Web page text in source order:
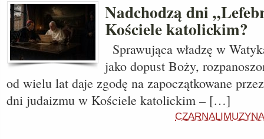
Nadchodzą dni
Kościele katolickim?
Sprawująca władzę w
jako dopust Boży,
od wielu lat daje zgodę na zapoczątkowane
dni judaizmu w Kościele katolickim – […]
CZARNALIMUZYNA